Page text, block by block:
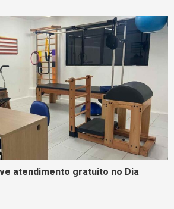
atendimento gratuito no Dia